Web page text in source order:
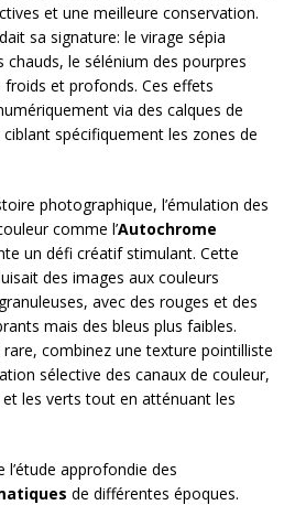
et une meilleure conservation.
sa signature: le virage sépia
le sélénium des pourpres
et profonds. Ces effets
via des calques de
spécifiquement les zones de
photographique, l’émulation des
comme l’Autochrome
un défi créatif stimulant. Cette
des images aux couleurs
avec des rouges et des
mais des bleus plus faibles.
combinez une texture pointilliste
sélective des canaux de couleur,
les verts tout en atténuant les
l’étude approfondie des
de différentes époques.